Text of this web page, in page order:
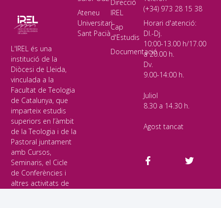
L'IREL és una
institució de la
Diòcesi de Lleida,
vinculada a la
Facultat de Teologia
de Catalunya, que
imparteix estudis
superiors en l’àmbit
de la Teologia i de la
Pastoral juntament
amb Cursos,
Seminaris, el Cicle
de Conferències i
altres activitats de
Direcció
IREL
Cap
d'Estudis
Documentació
Ateneu
Universitari
Sant Pacià
(+34) 973 28 15 38
Horari d'atenció:
Dl.-Dj.
10:00-13.00 h/17.00
a 20.00 h.
Dv.
9.00-14:00 h.
Juliol
8.30 a 14.30 h.
Agost tancat